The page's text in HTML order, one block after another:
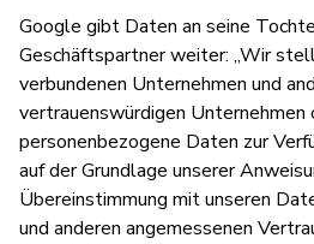
Google gibt Daten an seine
Geschäftspartner weiter: „Wir
verbundenen Unternehmen und
vertrauenswürdigen Unternehmen
personenbezogene Daten zur
auf der Grundlage unserer
Übereinstimmung mit unseren
und anderen angemessenen